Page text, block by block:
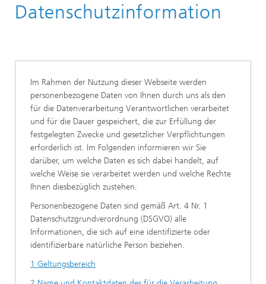
Datenschutzinformation
Im Rahmen der Nutzung dieser Webseite werden
personenbezogene Daten von Ihnen durch uns als den
für die Datenverarbeitung Verantwortlichen verarbeitet
und für die Dauer gespeichert, die zur Erfüllung der
festgelegten Zwecke und gesetzlicher Verpflichtungen
erforderlich ist. Im Folgenden informieren wir Sie
darüber, um welche Daten es sich dabei handelt, auf
welche Weise sie verarbeitet werden und welche Rechte
Ihnen diesbezüglich zustehen.
Personenbezogene Daten sind gemäß Art. 4 Nr. 1
Datenschutzgrundverordnung (DSGVO) alle
Informationen, die sich auf eine identifizierte oder
identifizierbare natürliche Person beziehen.
1 Geltungsbereich